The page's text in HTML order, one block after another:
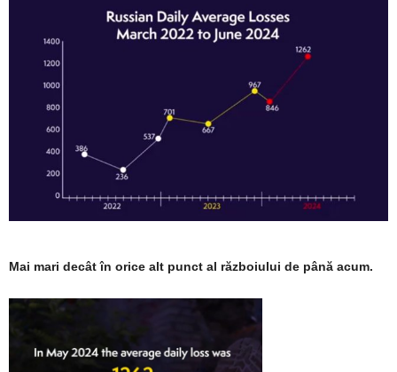
Mai mari decât în ​​orice alt punct al războiului de până acum.